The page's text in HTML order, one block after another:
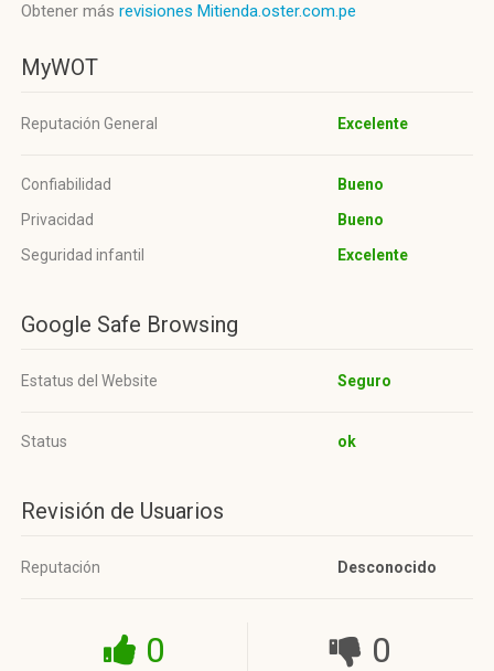
Obtener más revisiones Mitienda.oster.com.pe
MyWOT
Reputación General Excelente
Confiabilidad
Bueno
Privacidad
Bueno
Seguridad infantil
Excelente
Google Safe Browsing
Estatus del Website Seguro
Status ok
Revisión de Usuarios
Reputación Desconocido
0 0